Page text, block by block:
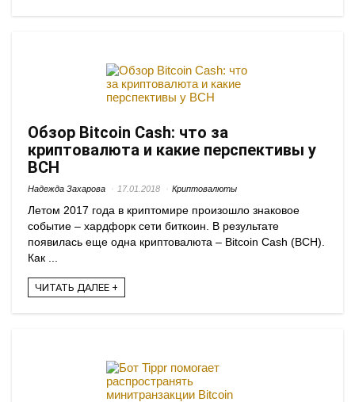
Обзор Bitcoin Cash: что за
криптовалюта и какие перспективы у
BCH
Надежда Захарова 17.01.2018 Криптовалюты
Летом 2017 года в криптомире произошло знаковое
событие – хардфорк сети биткоин. В результате
появилась еще одна криптовалюта – Bitcoin Cash (BCH).
Как ...
ЧИТАТЬ ДАЛЕЕ +